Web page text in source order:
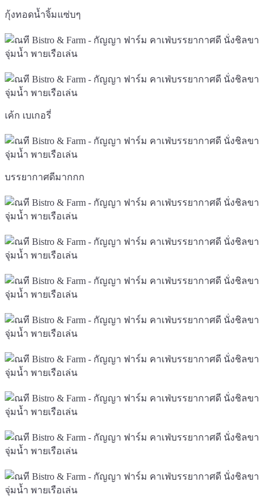
กุ้งทอดน้ำจิ้มแซ่บๆ
เค้ก เบเกอรี่
บรรยากาศดีมากกก